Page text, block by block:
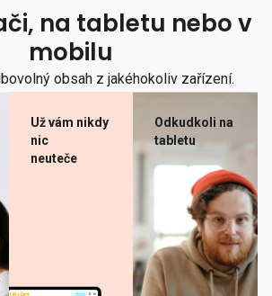
na tabletu nebo v
mobilu
obsah z jakéhokoliv zařízení.
Už vám nikdy
nic
neuteče
Odkudkoli na
tabletu